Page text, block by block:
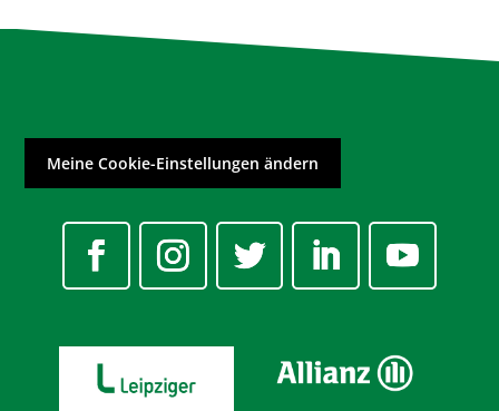
Meine Cookie-Einstellungen ändern